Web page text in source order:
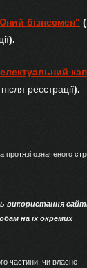
бізнесмен"
).
реєстрації).
протязі означеного
використання
на їх окремих
частини, чи власне